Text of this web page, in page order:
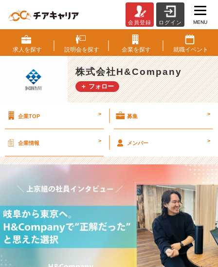
1
部)
岐
阜
か
ら
H
o
a
解
っ
会員登録 ログイン MENU
求人を探す 説明会を探す 企業を探す 就職イベント
株式会社H&Company
＋ フォロー
企業TOP > 募集 >
企業情報 > メンバー >